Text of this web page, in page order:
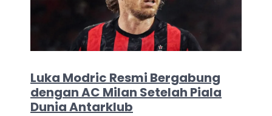
Luka Modric Resmi Bergabung
dengan AC Milan Setelah Piala
Dunia Antarklub